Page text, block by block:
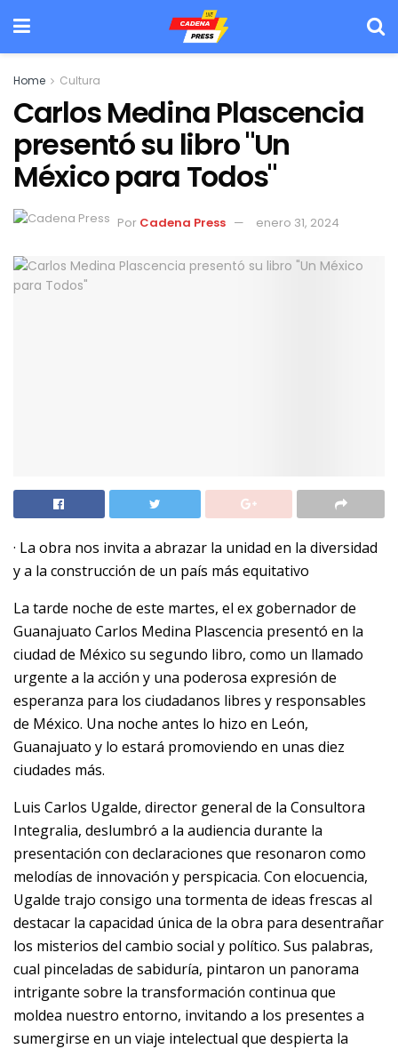
Home Cultura
Carlos Medina Plascencia
presentó su libro "Un
México para Todos"
Por Cadena Press enero 31, 2024
· La obra nos invita a abrazar la unidad en la diversidad
y a la construcción de un país más equitativo
La tarde noche de este martes, el ex gobernador de
Guanajuato Carlos Medina Plascencia presentó en la
ciudad de México su segundo libro, como un llamado
urgente a la acción y una poderosa expresión de
esperanza para los ciudadanos libres y responsables
de México. Una noche antes lo hizo en León,
Guanajuato y lo estará promoviendo en unas diez
ciudades más.
Luis Carlos Ugalde, director general de la Consultora
Integralia, deslumbró a la audiencia durante la
presentación con declaraciones que resonaron como
melodías de innovación y perspicacia. Con elocuencia,
Ugalde trajo consigo una tormenta de ideas frescas al
destacar la capacidad única de la obra para desentrañar
los misterios del cambio social y político. Sus palabras,
cual pinceladas de sabiduría, pintaron un panorama
intrigante sobre la transformación continua que
moldea nuestro entorno, invitando a los presentes a
sumergirse en un viaje intelectual que despierta la